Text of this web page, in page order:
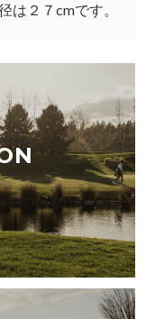
２７cmです。